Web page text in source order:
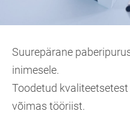
Suurepärane
inimesele.
Toodetud
võimas tööriist.